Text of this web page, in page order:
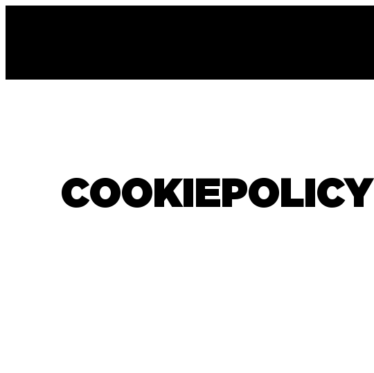
COOKIEPOLICY